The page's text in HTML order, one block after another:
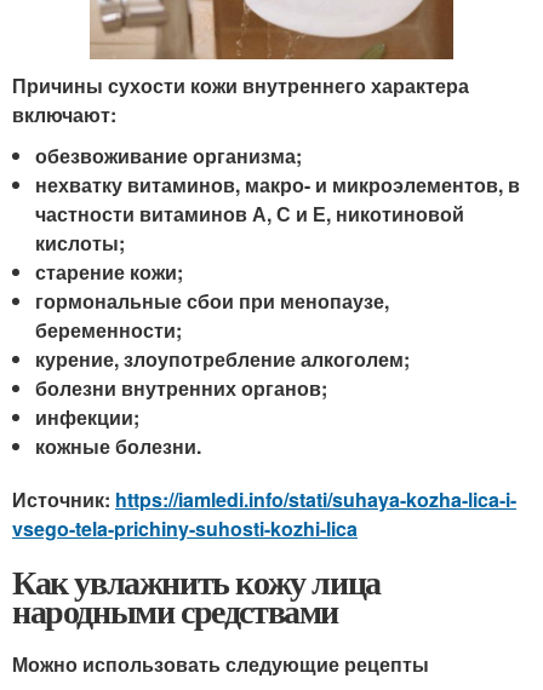
Причины сухости кожи внутреннего характера
включают:
обезвоживание организма;
нехватку витаминов, макро- и микроэлементов, в
частности витаминов А, С и Е, никотиновой
кислоты;
старение кожи;
гормональные сбои при менопаузе,
беременности;
курение, злоупотребление алкоголем;
болезни внутренних органов;
инфекции;
кожные болезни.
Источник: https://iamledi.info/stati/suhaya-kozha-lica-i-
vsego-tela-prichiny-suhosti-kozhi-lica
Как увлажнить кожу лица
народными средствами
Можно использовать следующие рецепты